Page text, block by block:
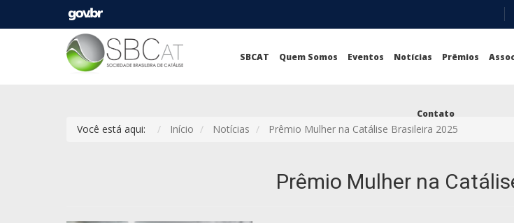
SBCAT Quem Somos Eventos Notícias Prêmios
Contato
Você está aqui: Início Notícias Prêmio Mulher na Catálise Brasileira 2025
Prêmio Mulher na